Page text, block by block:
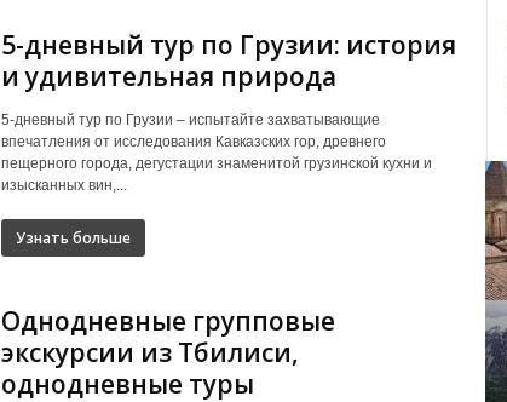
5-дневный тур по Грузии: история
и удивительная природа
5-дневный тур по Грузии – испытайте захватывающие
впечатления от исследования Кавказских гор, древнего
пещерного города, дегустации знаменитой грузинской кухни и
изысканных вин,...
Узнать больше
Однодневные групповые
экскурсии из Тбилиси,
однодневные туры